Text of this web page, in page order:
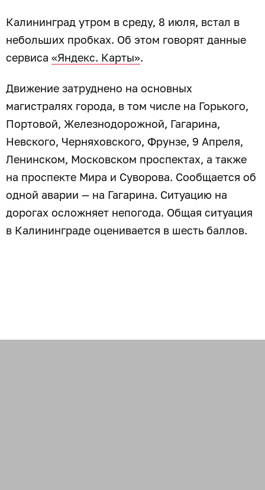
Калининград утром в среду, 8 июля, встал в
небольших пробках. Об этом говорят данные
сервиса «Яндекс. Карты».
Движение затруднено на основных
магистралях города, в том числе на Горького,
Портовой, Железнодорожной, Гагарина,
Невского, Черняховского, Фрунзе, 9 Апреля,
Ленинском, Московском проспектах, а также
на проспекте Мира и Суворова. Сообщается об
одной аварии — на Гагарина. Ситуацию на
дорогах осложняет непогода. Общая ситуация
в Калининграде оценивается в шесть баллов.